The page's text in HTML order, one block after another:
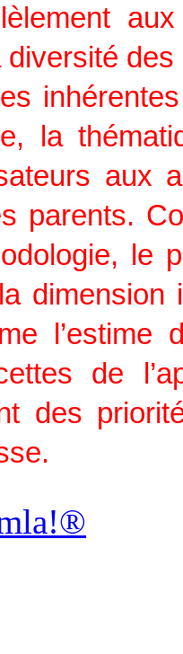
la
aux
parents.
le
de
des